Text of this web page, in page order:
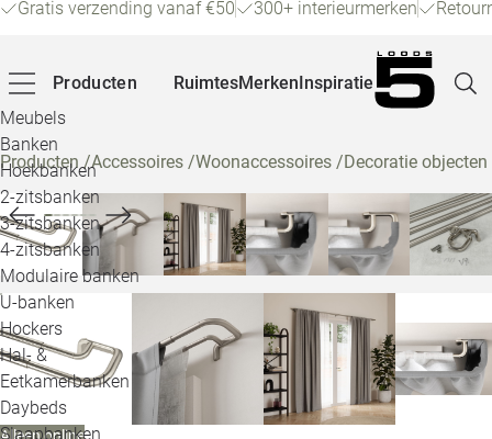
Gratis verzending vanaf €50 300+ interieurmerken
Producten
Meubels
Banken
Hoekbanken
2-zitsbanken
3-zitsbanken
4-zitsbanken
Modulaire banken
U-banken
Hockers
Hal- &
Eetkamerbanken
Daybeds
Slaapbanken
RuimtesMerkenInspiratie
Producten/Accessoires /Woonaccessoires /Decoratie objecten
Alleen online